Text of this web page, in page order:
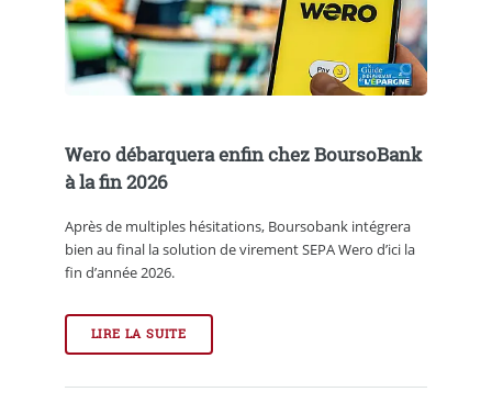
Wero débarquera enfin chez BoursoBank
à la fin 2026
Après de multiples hésitations, Boursobank intégrera
bien au final la solution de virement SEPA Wero d’ici la
fin d’année 2026.
LIRE LA SUITE